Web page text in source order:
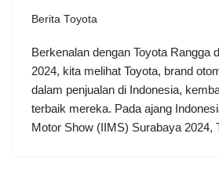
Berita Toyota
Berkenalan dengan Toyota Rangga
2024, kita melihat Toyota, brand
dalam penjualan di Indonesia,
terbaik mereka. Pada ajang
Motor Show (IIMS) Surabaya 2024,